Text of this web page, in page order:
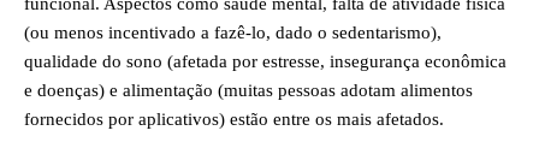
(ou menos incentivado a fazê-lo, dado o sedentarismo),
qualidade do sono (afetada por estresse, insegurança econômica
e doenças) e alimentação (muitas pessoas adotam alimentos
fornecidos por aplicativos) estão entre os mais afetados.